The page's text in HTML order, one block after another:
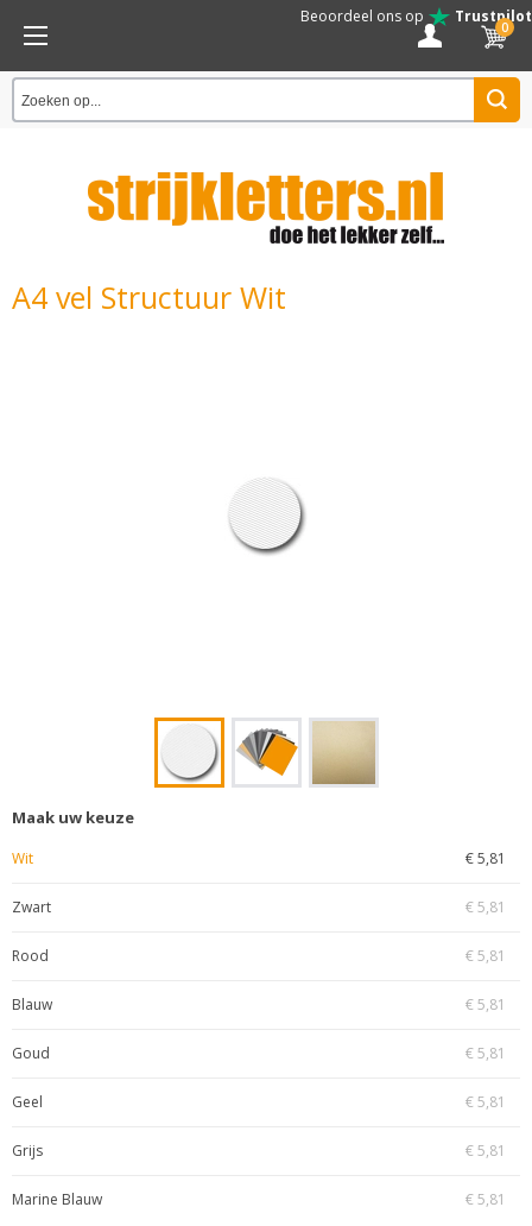
Beoordeel ons op Trustpilot
0
A4 vel Structuur Wit
Maak uw keuze
Wit € 5,81
Zwart € 5,81
Rood € 5,81
Blauw € 5,81
Goud € 5,81
Geel € 5,81
Grijs € 5,81
Marine Blauw € 5,81